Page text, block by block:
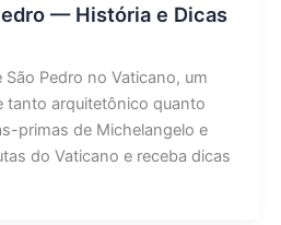
— História e Dicas
São Pedro no Vaticano, um
tanto arquitetônico quanto
primas de Michelangelo e
do Vaticano e receba dicas